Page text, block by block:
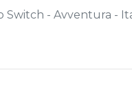
Switch - Avventura -